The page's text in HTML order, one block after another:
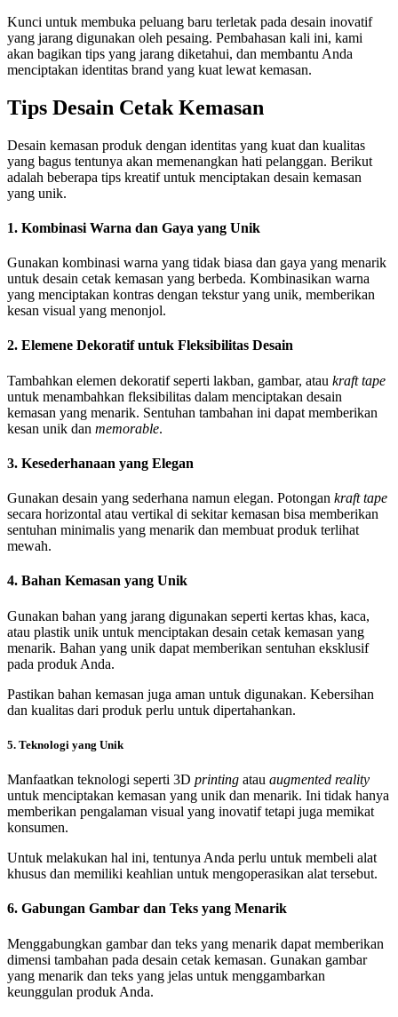
Kunci untuk membuka peluang baru terletak pada desain inovatif
yang jarang digunakan oleh pesaing. Pembahasan kali ini, kami
akan bagikan tips yang jarang diketahui, dan membantu Anda
menciptakan identitas brand yang kuat lewat kemasan.
Tips Desain Cetak Kemasan
Desain kemasan produk dengan identitas yang kuat dan kualitas
yang bagus tentunya akan memenangkan hati pelanggan. Berikut
adalah beberapa tips kreatif untuk menciptakan desain kemasan
yang unik.
1. Kombinasi Warna dan Gaya yang Unik
Gunakan kombinasi warna yang tidak biasa dan gaya yang menarik
untuk desain cetak kemasan yang berbeda. Kombinasikan warna
yang menciptakan kontras dengan tekstur yang unik, memberikan
kesan visual yang menonjol.
2. Elemene Dekoratif untuk Fleksibilitas Desain
Tambahkan elemen dekoratif seperti lakban, gambar, atau kraft tape
untuk menambahkan fleksibilitas dalam menciptakan desain
kemasan yang menarik. Sentuhan tambahan ini dapat memberikan
kesan unik dan memorable.
3. Kesederhanaan yang Elegan
Gunakan desain yang sederhana namun elegan. Potongan kraft tape
secara horizontal atau vertikal di sekitar kemasan bisa memberikan
sentuhan minimalis yang menarik dan membuat produk terlihat
mewah.
4. Bahan Kemasan yang Unik
Gunakan bahan yang jarang digunakan seperti kertas khas, kaca,
atau plastik unik untuk menciptakan desain cetak kemasan yang
menarik. Bahan yang unik dapat memberikan sentuhan eksklusif
pada produk Anda.
Pastikan bahan kemasan juga aman untuk digunakan. Kebersihan
dan kualitas dari produk perlu untuk dipertahankan.
5. Teknologi yang Unik
Manfaatkan teknologi seperti 3D printing atau augmented reality
untuk menciptakan kemasan yang unik dan menarik. Ini tidak hanya
memberikan pengalaman visual yang inovatif tetapi juga memikat
konsumen.
Untuk melakukan hal ini, tentunya Anda perlu untuk membeli alat
khusus dan memiliki keahlian untuk mengoperasikan alat tersebut.
6. Gabungan Gambar dan Teks yang Menarik
Menggabungkan gambar dan teks yang menarik dapat memberikan
dimensi tambahan pada desain cetak kemasan. Gunakan gambar
yang menarik dan teks yang jelas untuk menggambarkan
keunggulan produk Anda.